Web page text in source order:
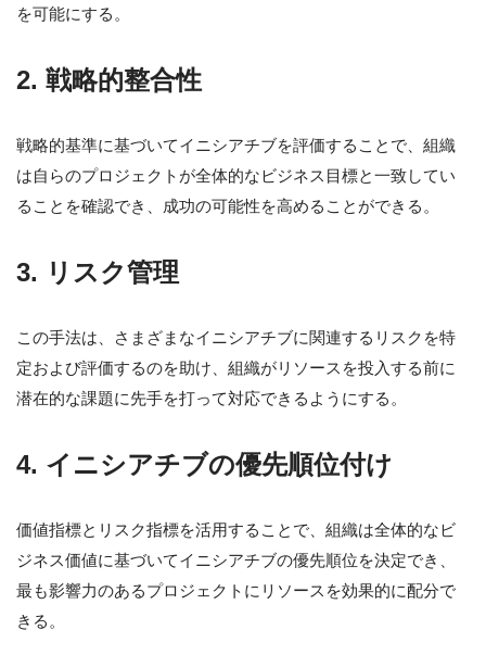
を可能にする。
2. 戦略的整合性
戦略的基準に基づいてイニシアチブを評価することで、組織
は自らのプロジェクトが全体的なビジネス目標と一致してい
ることを確認でき、成功の可能性を高めることができる。
3. リスク管理
この手法は、さまざまなイニシアチブに関連するリスクを特
定および評価するのを助け、組織がリソースを投入する前に
潜在的な課題に先手を打って対応できるようにする。
4. イニシアチブの優先順位付け
価値指標とリスク指標を活用することで、組織は全体的なビ
ジネス価値に基づいてイニシアチブの優先順位を決定でき、
最も影響力のあるプロジェクトにリソースを効果的に配分で
きる。